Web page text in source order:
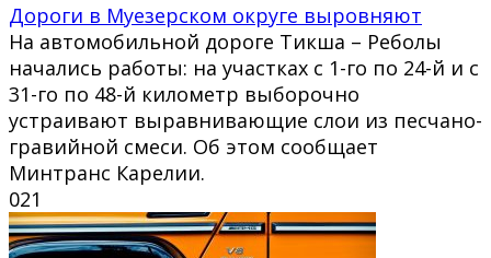
Дороги в Муезерском округе выровняют
На автомобильной дороге Тикша – Реболы
начались работы: на участках с 1-го по 24-й и с
31-го по 48-й километр выборочно
устраивают выравнивающие слои из песчано-
гравийной смеси. Об этом сообщает
Минтранс Карелии.
021